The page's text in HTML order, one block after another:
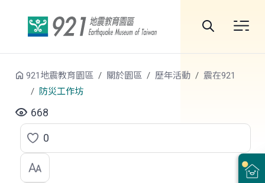
站
921地震教育園區 關於園區 歷年活動
震在921
防災工作坊
668
點
選
0